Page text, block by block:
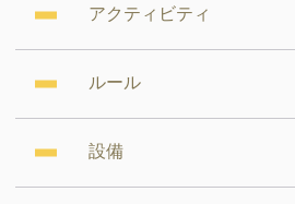
アクティビティ
ルール
設備